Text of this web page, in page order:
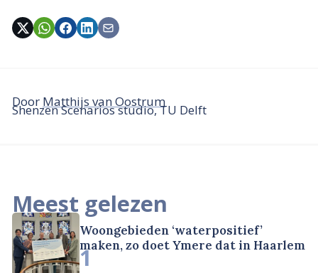
Door Matthijs van Oostrum
Shenzen Scenarios studio, TU Delft
Meest gelezen
Woongebieden ‘waterpositief’
maken, zo doet Ymere dat in Haarlem
1